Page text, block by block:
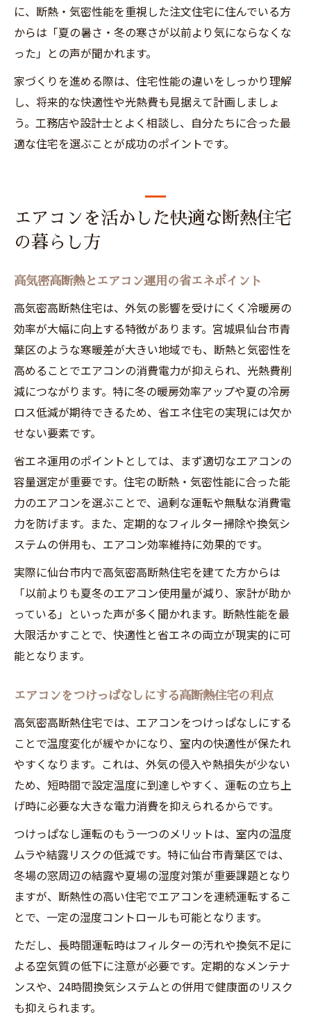
に、断熱・気密性能を重視した注文住宅に住んでいる方
からは「夏の暑さ・冬の寒さが以前より気にならなくな
った」との声が聞かれます。
家づくりを進める際は、住宅性能の違いをしっかり理解
し、将来的な快適性や光熱費も見据えて計画しましょ
う。工務店や設計士とよく相談し、自分たちに合った最
適な住宅を選ぶことが成功のポイントです。
エアコンを活かした快適な断熱住宅
の暮らし方
高気密高断熱とエアコン運用の省エネポイント
高気密高断熱住宅は、外気の影響を受けにくく冷暖房の
効率が大幅に向上する特徴があります。宮城県仙台市青
葉区のような寒暖差が大きい地域でも、断熱と気密性を
高めることでエアコンの消費電力が抑えられ、光熱費削
減につながります。特に冬の暖房効率アップや夏の冷房
ロス低減が期待できるため、省エネ住宅の実現には欠か
せない要素です。
省エネ運用のポイントとしては、まず適切なエアコンの
容量選定が重要です。住宅の断熱・気密性能に合った能
力のエアコンを選ぶことで、過剰な運転や無駄な消費電
力を防げます。また、定期的なフィルター掃除や換気シ
ステムの併用も、エアコン効率維持に効果的です。
実際に仙台市内で高気密高断熱住宅を建てた方からは
「以前よりも夏冬のエアコン使用量が減り、家計が助か
っている」といった声が多く聞かれます。断熱性能を最
大限活かすことで、快適性と省エネの両立が現実的に可
能となります。
エアコンをつけっぱなしにする高断熱住宅の利点
高気密高断熱住宅では、エアコンをつけっぱなしにする
ことで温度変化が緩やかになり、室内の快適性が保たれ
やすくなります。これは、外気の侵入や熱損失が少ない
ため、短時間で設定温度に到達しやすく、運転の立ち上
げ時に必要な大きな電力消費を抑えられるからです。
つけっぱなし運転のもう一つのメリットは、室内の温度
ムラや結露リスクの低減です。特に仙台市青葉区では、
冬場の窓周辺の結露や夏場の湿度対策が重要課題となり
ますが、断熱性の高い住宅でエアコンを連続運転するこ
とで、一定の湿度コントロールも可能となります。
ただし、長時間運転時はフィルターの汚れや換気不足に
よる空気質の低下に注意が必要です。定期的なメンテナ
ンスや、24時間換気システムとの併用で健康面のリスク
も抑えられます。